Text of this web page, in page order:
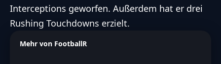
Interceptions geworfen. Außerdem hat er drei
Rushing Touchdowns erzielt.
Mehr von FootballR